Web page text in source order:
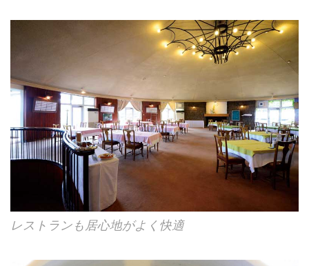
レストランも居心地がよく快適